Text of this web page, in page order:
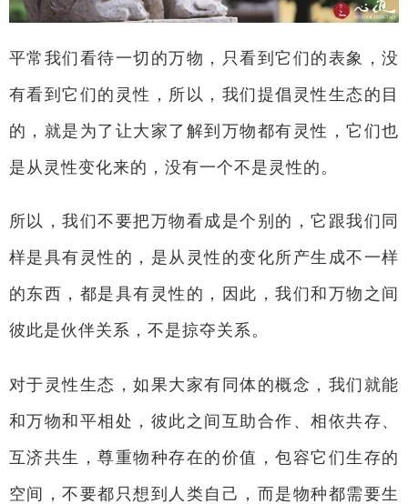
平常我们看待一切的万物，只看到它们的表象，没
有看到它们的灵性，所以，我们提倡灵性生态的目
的，就是为了让大家了解到万物都有灵性，它们也
是从灵性变化来的，没有一个不是灵性的。
所以，我们不要把万物看成是个别的，它跟我们同
样是具有灵性的，是从灵性的变化所产生成不一样
的东西，都是具有灵性的，因此，我们和万物之间
彼此是伙伴关系，不是掠夺关系。
对于灵性生态，如果大家有同体的概念，我们就能
和万物和平相处，彼此之间互助合作、相依共存、
互济共生，尊重物种存在的价值，包容它们生存的
空间，不要都只想到人类自己，而是物种都需要生